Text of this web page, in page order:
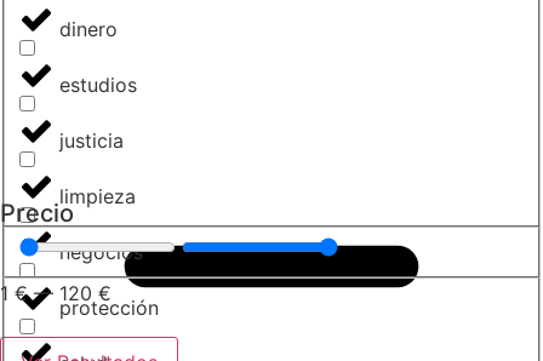
dinero
estudios
justicia
limpieza
negocios
protección
Precio
1 €— 120 €